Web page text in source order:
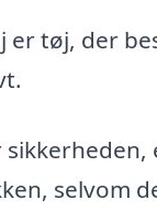
er tøj, der
selvom